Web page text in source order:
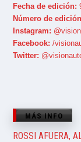
Fecha de edición:
Número de
Instagram:
Facebook: /
Twitter:
MÁS INFO
ROSSI AFUERA,